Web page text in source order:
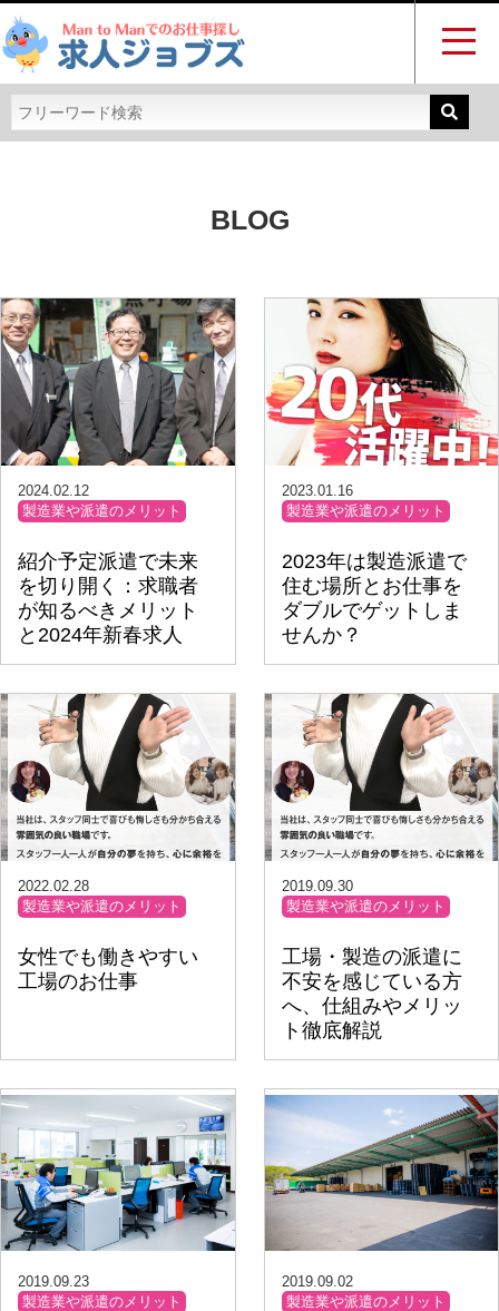
BLOG
2024.02.12
製造業や派遣のメリット
紹介予定派遣で未来
を切り開く：求職者
が知るべきメリット
と2024年新春求人
2023.01.16
製造業や派遣のメリット
2023年は製造派遣で
住む場所とお仕事を
ダブルでゲットしま
せんか？
2022.02.28
製造業や派遣のメリット
女性でも働きやすい
工場のお仕事
2019.09.30
製造業や派遣のメリット
工場・製造の派遣に
不安を感じている方
へ、仕組みやメリッ
ト徹底解説
2019.09.23
製造業や派遣のメリット
2019.09.02
製造業や派遣のメリット